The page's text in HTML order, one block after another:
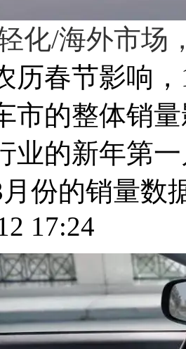
化/海外市场
历春节影响
市的整体销
业的新年第
份的销量数
17:24